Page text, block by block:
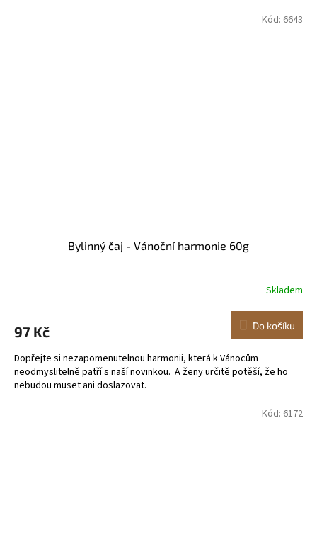
Bylinný čaj - Vánoční harmonie 60g
Skladem
97 Kč Do košíku
Dopřejte si nezapomenutelnou harmonii, která k Vánocům
neodmyslitelně patří s naší novinkou. A ženy určitě potěší, že ho
nebudou muset ani doslazovat.
Kód: 6643
Kód: 6172